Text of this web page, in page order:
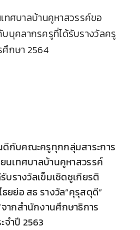
บาลบ้านคูหาสวรรค์ขอ
บุคลากรครูที่ได้รับรางวัลครู
ศึกษา 2564
กับคณะครูทุกกลุ่มสาระการ
ยนเทศบาลบ้านคูหาสวรรค์
บรางวัลเข็มเชิดชูเกียรติ
ยย่อ สธ รางวัล”คุรุสดุดี”
ากสำนักงานศึกษาธิการ
ำปี 2563